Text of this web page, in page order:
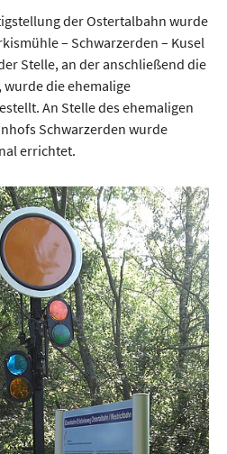
der Ostertalbahn wurde
– Schwarzerden – Kusel
Stelle, an der anschließend die
die ehemalige
An Stelle des ehemaligen
Schwarzerden wurde
errichtet.